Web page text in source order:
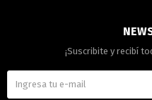
¡Suscribite y recibí